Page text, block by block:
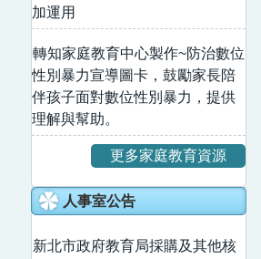
加運用
轉知家庭教育中心製作~防治數位
性別暴力宣導圖卡，鼓勵家長陪
伴孩子面對數位性別暴力，提供
理解與幫助。
更多家庭教育資源
人事室公告
新北市政府教育局採購及其他核